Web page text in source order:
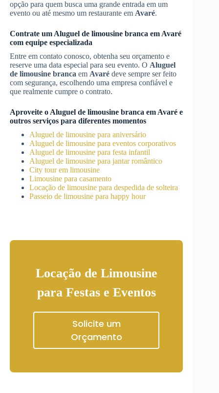
opção para quem busca uma grande entrada em um
evento ou até mesmo um restaurante em Avaré.
Contrate um Aluguel de limousine branca em Avaré
com equipe especializada
Entre em contato conosco, obtenha seu orçamento e
reserve uma data especial para seu evento. O Aluguel
de limousine branca em Avaré deve sempre ser feito
com segurança, escolhendo uma empresa confiável e
que realmente cumpre o contrato.
Aproveite o Aluguel de limousine branca em Avaré e
outros serviços para diferentes momentos
Aluguel de limousine para aniversário
Aluguel de limousine para eventos corporativos
Aluguel de limousine para festa infantil
Aluguel de limousine para jantar romântico
City tour em limousine
Limousine para casamento
Locação de limousine para despedida de solteira
Passeio de limousine para happy hour
Locação de Limousine
para Festas e Eventos
Solicite um
Orçamento